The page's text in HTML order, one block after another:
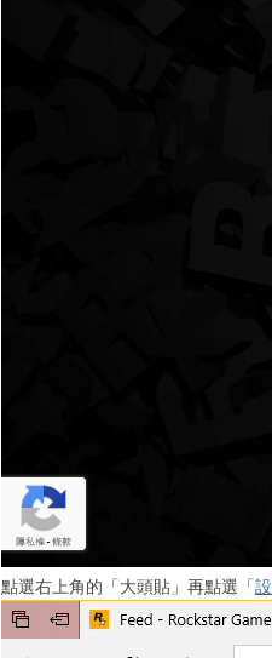
點選右上角的「大頭貼」再點選「